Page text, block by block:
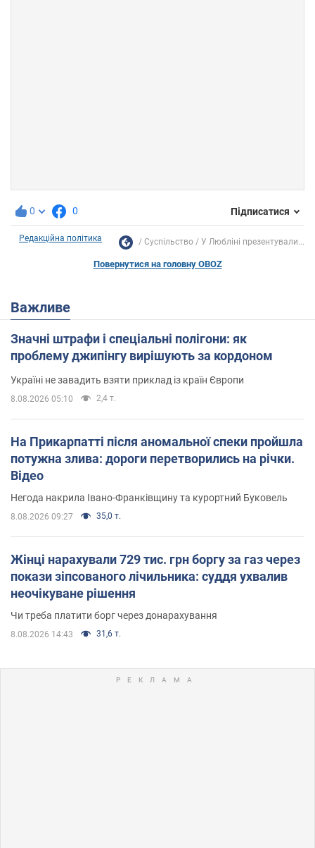
0 0 Підписатися
Редакційна політика Суспільство У Любліні презентували...
Повернутися на головну OBOZ
Важливе
Значні штрафи і спеціальні полігони: як
проблему джипінгу вирішують за кордоном
Україні не завадить взяти приклад із країн Європи
8.08.2026 05:10 2,4 т.
На Прикарпатті після аномальної спеки пройшла
потужна злива: дороги перетворились на річки.
Відео
Негода накрила Івано-Франківщину та курортний Буковель
8.08.2026 09:27 35,0 т.
Жінці нарахували 729 тис. грн боргу за газ через
покази зіпсованого лічильника: суддя ухвалив
неочікуване рішення
Чи треба платити борг через донарахування
8.08.2026 14:43 31,6 т.